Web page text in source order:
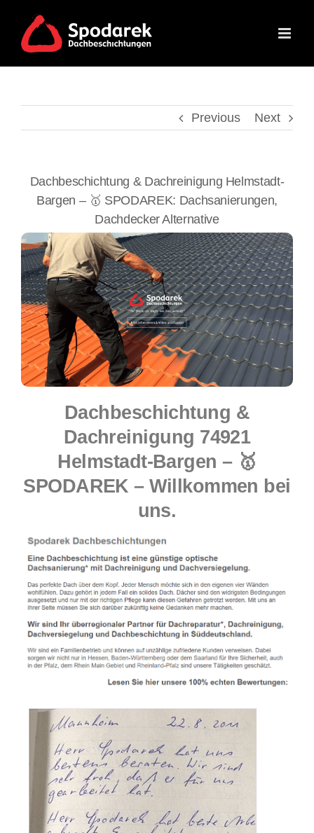
content
Previous Next
Dachbeschichtung & Dachreinigung Helmstadt-
Bargen – 🥇 SPODAREK: Dachsanierungen,
Dachdecker Alternative
Dachbeschichtung &
Dachreinigung 74921
Helmstadt-Bargen – 🥇
SPODAREK – Willkommen bei
uns.